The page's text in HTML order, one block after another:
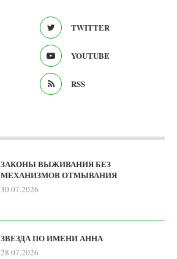
TWITTER
YOUTUBE
RSS
ЗАКОНЫ ВЫЖИВАНИЯ БЕЗ
МЕХАНИЗМОВ ОТМЫВАНИЯ
30.07.2026
ЗВЕЗДА ПО ИМЕНИ АННА
28.07.2026